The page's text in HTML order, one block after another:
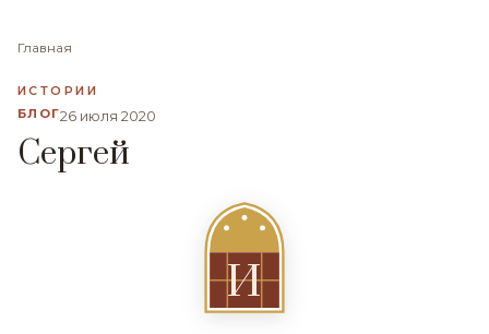
Главная
ИСТОРИИ
БЛОГ26 июля 2020
Сергей
И